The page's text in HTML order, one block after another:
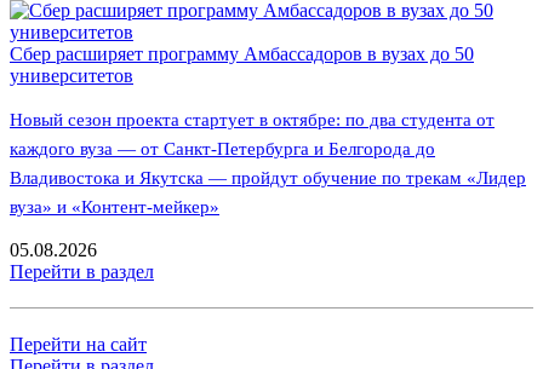
Сбер расширяет программу Амбассадоров в вузах до 50
университетов
Новый сезон проекта стартует в октябре: по два студента от
каждого вуза — от Санкт-Петербурга и Белгорода до
Владивостока и Якутска — пройдут обучение по трекам «Лидер
вуза» и «Контент-мейкер»
05.08.2026
Перейти в раздел
Перейти на сайт